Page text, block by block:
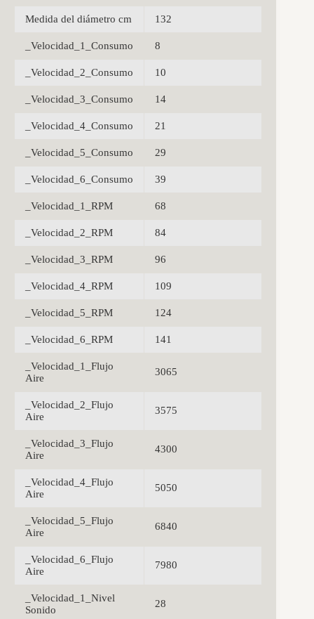
Medida del diámetro cm 132
_Velocidad_1_Consumo 8
_Velocidad_2_Consumo 10
_Velocidad_3_Consumo 14
_Velocidad_4_Consumo 21
_Velocidad_5_Consumo 29
_Velocidad_6_Consumo 39
_Velocidad_1_RPM 68
_Velocidad_2_RPM 84
_Velocidad_3_RPM 96
_Velocidad_4_RPM 109
_Velocidad_5_RPM 124
_Velocidad_6_RPM 141
_Velocidad_1_Flujo
Aire
3065
_Velocidad_2_Flujo
Aire
3575
_Velocidad_3_Flujo
Aire
4300
_Velocidad_4_Flujo
Aire
5050
_Velocidad_5_Flujo
Aire
6840
_Velocidad_6_Flujo
Aire
7980
_Velocidad_1_Nivel
Sonido
28